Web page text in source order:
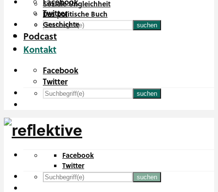
Twitter
suchen
Soziale Ungleichheit
Das politische Buch
Geschichte
Podcast
Kontakt
Facebook
Twitter
suchen
Facebook
Twitter
suchen